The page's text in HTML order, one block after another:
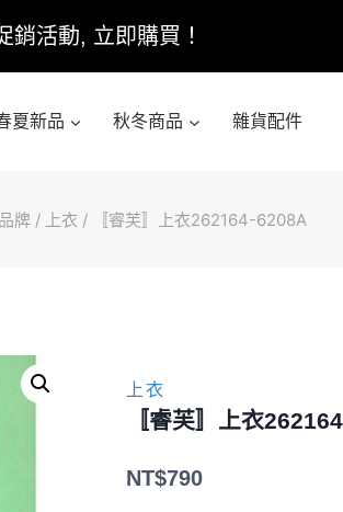
銷活動, 立即購買！
夏新品 秋冬商品 雜貨配件
牌 / 上衣 / 〚睿芙〛上衣262164-6208A
上衣
〚睿芙〛上衣
NT$790